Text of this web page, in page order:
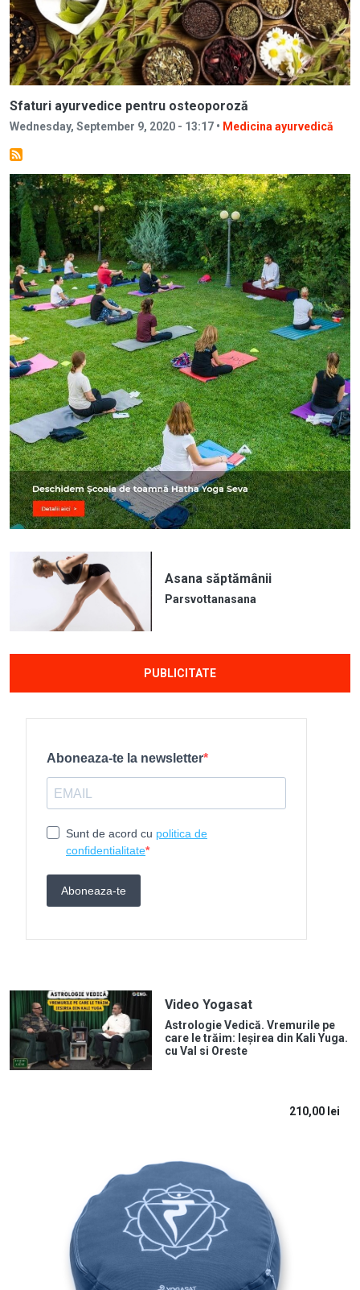
Sfaturi ayurvedice pentru osteoporoză
Wednesday, September 9, 2020 - 13:17 • Medicina ayurvedică
Image
Asana săptămânii
Parsvottanasana
PUBLICITATE
Video Yogasat
Astrologie Vedică. Vremurile pe
care le trăim: Ieșirea din Kali Yuga.
cu Val si Oreste
210,00 lei